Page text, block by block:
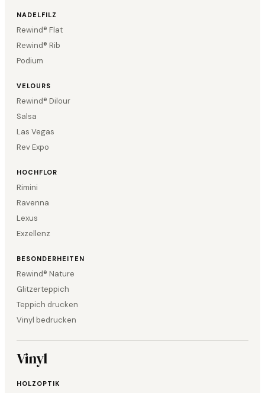
NADELFILZ
Rewind® Flat
Rewind® Rib
Podium
VELOURS
Rewind® Dilour
Salsa
Las Vegas
Rev Expo
HOCHFLOR
Rimini
Ravenna
Lexus
Exzellenz
BESONDERHEITEN
Rewind® Nature
Glitzerteppich
Teppich drucken
Vinyl bedrucken
Vinyl
HOLZOPTIK